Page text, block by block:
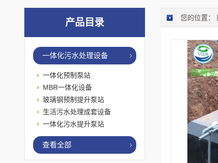
您的位置：
产品目录
一体化污水处理设备
一体化预制泵站
MBR一体化设备
玻璃钢预制提升泵站
生活污水处理成套设备
一体化污水提升泵站
查看全部